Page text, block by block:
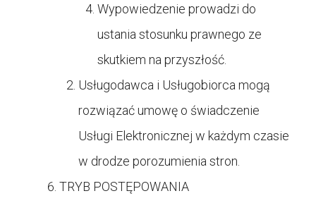
Wypowiedzenie prowadzi do
ustania stosunku prawnego ze
skutkiem na przyszłość.
Usługodawca i Usługobiorca mogą
rozwiązać umowę o świadczenie
Usługi Elektronicznej w każdym czasie
w drodze porozumienia stron.
TRYB POSTĘPOWANIA